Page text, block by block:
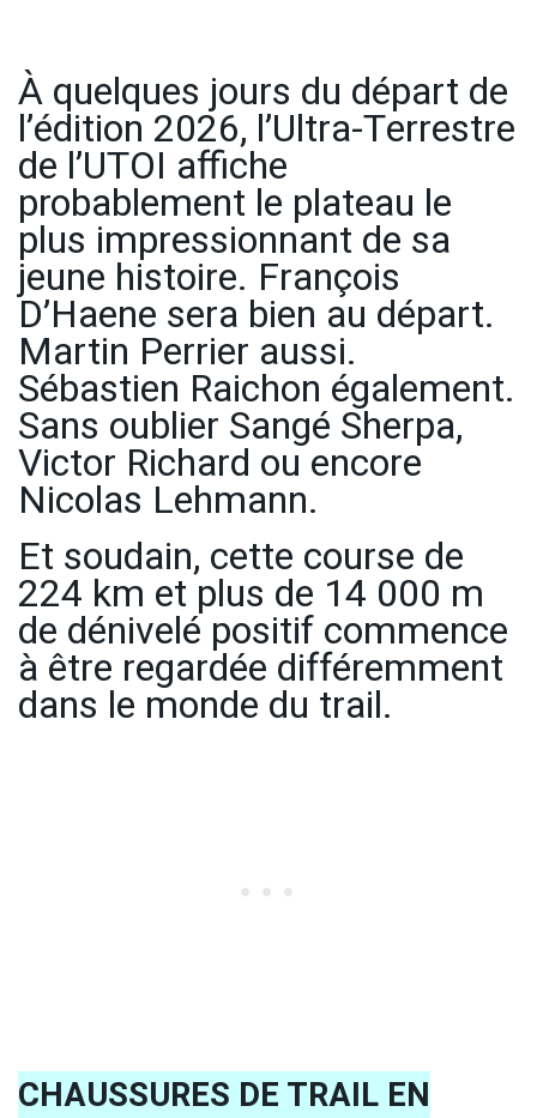
À quelques jours du départ de
l’édition 2026, l’Ultra-Terrestre
de l’UTOI affiche
probablement le plateau le
plus impressionnant de sa
jeune histoire. François
D’Haene sera bien au départ.
Martin Perrier aussi.
Sébastien Raichon également.
Sans oublier Sangé Sherpa,
Victor Richard ou encore
Nicolas Lehmann.
Et soudain, cette course de
224 km et plus de 14 000 m
de dénivelé positif commence
à être regardée différemment
dans le monde du trail.
CHAUSSURES DE TRAIL EN